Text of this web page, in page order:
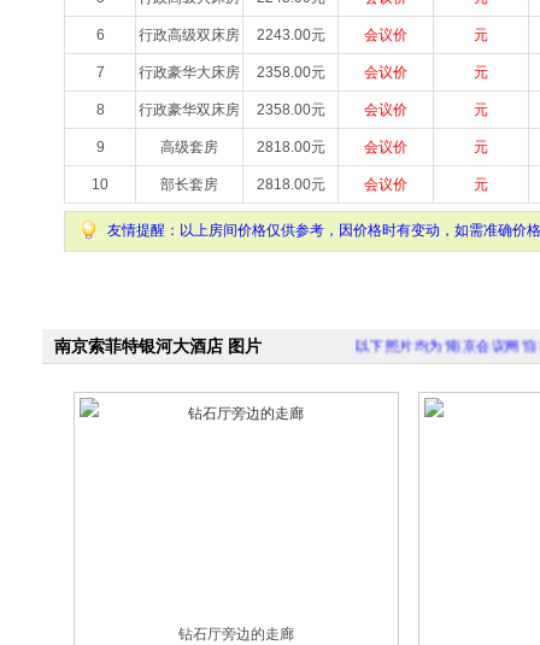
6 行政高级双床房 2243.00元 会议价 元
7 行政豪华大床房 2358.00元 会议价 元
8 行政豪华双床房 2358.00元 会议价 元
9 高级套房 2818.00元 会议价 元
10 部长套房 2818.00元 会议价 元
友情提醒：以上房间价格仅供参考，因价格时有变动，如需准确价
南京索菲特银河大酒店 图片 以下照片均为“南京会议
钻石厅旁边的走廊